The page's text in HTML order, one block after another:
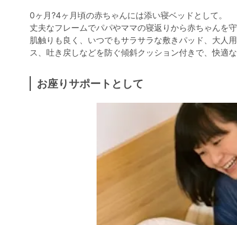
0ヶ月?4ヶ月頃の赤ちゃんには添い寝ベッドとして。
丈夫なフレームでパパやママの寝返りから赤ちゃんを
肌触りも良く、いつでもサラサラな敷きパッド、大人
ス、吐き戻しなどを防ぐ傾斜クッション付きで、快適
お座りサポートとして